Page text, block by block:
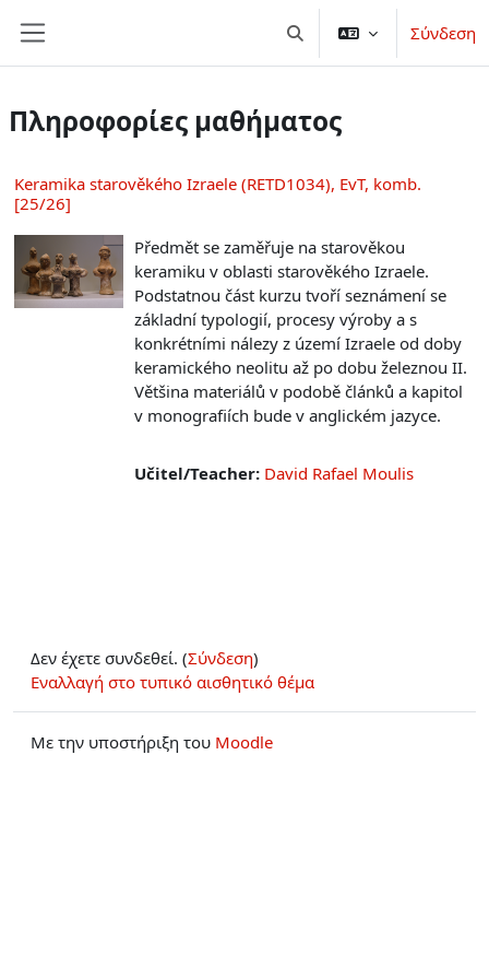
Εναλλαγή εισόδουΣύνδεση
Πληροφορίες μαθήματος
Keramika starověkého Izraele (RETD1034), EvT, komb.
[25/26]
Předmět se zaměřuje na starověkou
keramiku v oblasti starověkého Izraele.
Podstatnou část kurzu tvoří seznámení se
základní typologií, procesy výroby a s
konkrétními nálezy z území Izraele od doby
keramického neolitu až po dobu železnou II.
Většina materiálů v podobě článků a kapitol
v monografiích bude v anglickém jazyce.
Učitel/Teacher: David Rafael Moulis
Δεν έχετε συνδεθεί. (Σύνδεση)
Εναλλαγή στο τυπικό αισθητικό θέμα
Με την υποστήριξη του Moodle